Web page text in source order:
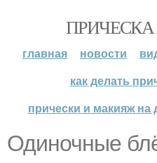
главная новости
как делать
прически и макияж на
Одиночные